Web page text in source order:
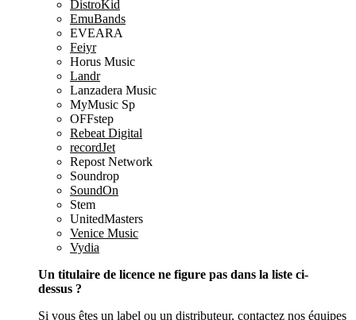
DistroKid
EmuBands
EVEARA
Feiyr
Horus Music
Landr
Lanzadera Music
MyMusic Sp
OFFstep
Rebeat Digital
recordJet
Repost Network
Soundrop
SoundOn
Stem
UnitedMasters
Venice Music
Vydia
Un titulaire de licence ne figure pas dans la liste ci-
dessus ?
Si vous êtes un label ou un distributeur, contactez nos équipes